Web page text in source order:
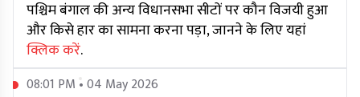
पश्चिम बंगाल की अन्य विधानसभा सीटों पर कौन विजयी हुआ
और किसे हार का सामना करना पड़ा, जानने के लिए यहां
क्लिक करें.
08:01 PM • 04 May 2026